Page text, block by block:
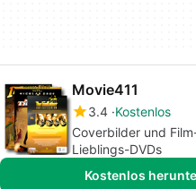
Movie411
3.4 Kostenlos
Coverbilder und
Lieblings-DVDs
Kostenlos